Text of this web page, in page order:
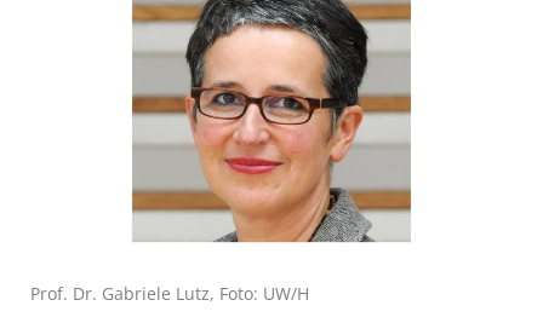
Prof. Dr. Gabriele Lutz, Foto: UW/H